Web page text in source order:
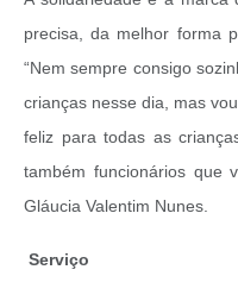
precisa, da melhor forma
“Nem sempre consigo
crianças nesse dia, mas
feliz para todas as
também funcionários que
Gláucia Valentim Nunes.
Serviço